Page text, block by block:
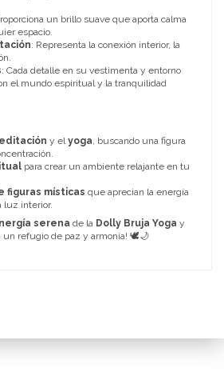
un brillo suave que aporta calma
espacio.
: Representa la conexión interior, la
: Cada detalle en su vestimenta y entorno
el mundo espiritual y la tranquilidad
y elyoga, buscando una figura
para crear un ambiente relajante en tu
figuras místicas que aprecian la energía
luz interior.
serena de la Dolly Bruja Yoga y
un refugio de paz y armonía! 🕊️🌙